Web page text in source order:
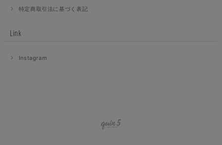
特定商取引法に基づく表記
Link
Instagram